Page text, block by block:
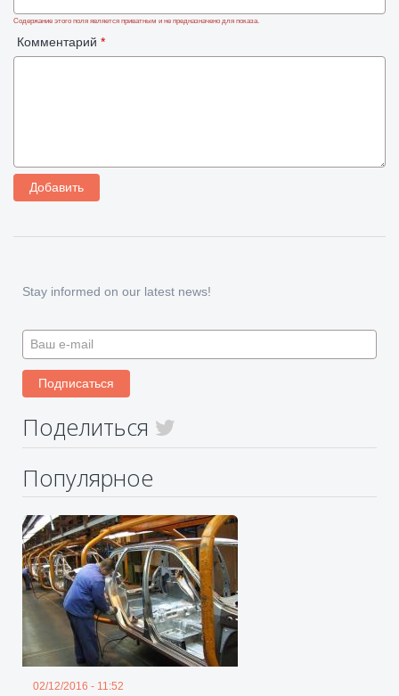
Содержание этого поля является приватным и не предназначено для показа.
Комментарий *
Stay informed on our latest news!
Поделиться
Популярное
02/12/2016 - 11:52